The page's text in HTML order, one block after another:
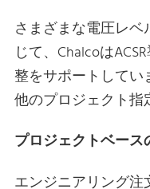
さまざまな電圧レ
じて、Chalcoは
整をサポートしてい
他のプロジェクト指
プロジェクトベー
エンジニアリング注